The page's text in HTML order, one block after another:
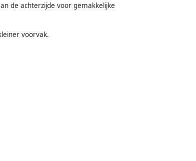
de achterzijde voor gemakkelijke
voorvak.